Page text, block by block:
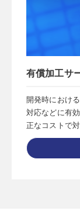
有償加工サ
開発時におけ
対応などに有
正なコストで